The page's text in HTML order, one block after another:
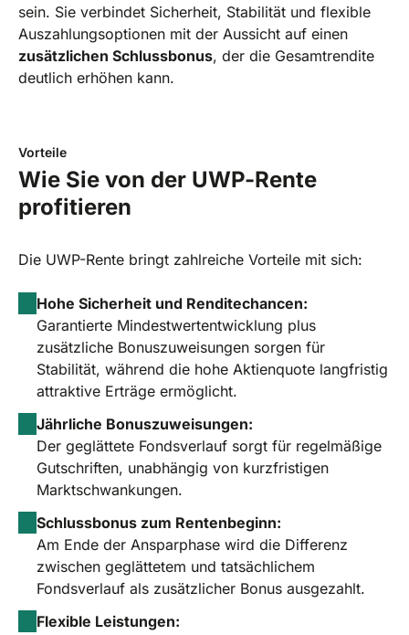
sein. Sie verbindet Sicherheit, Stabilität und flexible
Auszahlungsoptionen mit der Aussicht auf einen
zusätzlichen Schlussbonus, der die Gesamtrendite
deutlich erhöhen kann.
Vorteile
Wie Sie von der UWP-Rente
profitieren
Die UWP-Rente bringt zahlreiche Vorteile mit sich:
Hohe Sicherheit und Renditechancen:
Garantierte Mindestwertentwicklung plus
zusätzliche Bonuszuweisungen sorgen für
Stabilität, während die hohe Aktienquote langfristig
attraktive Erträge ermöglicht.
Jährliche Bonuszuweisungen:
Der geglättete Fondsverlauf sorgt für regelmäßige
Gutschriften, unabhängig von kurzfristigen
Marktschwankungen.
Schlussbonus zum Rentenbeginn:
Am Ende der Ansparphase wird die Differenz
zwischen geglättetem und tatsächlichem
Fondsverlauf als zusätzlicher Bonus ausgezahlt.
Flexible Leistungen: